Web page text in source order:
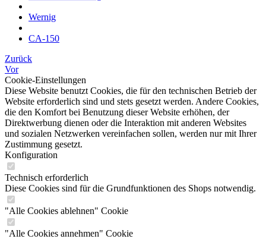
Wernig
CA-150
Zurück
Vor
Cookie-Einstellungen
Diese Website benutzt Cookies, die für den technischen Betrieb der
Website erforderlich sind und stets gesetzt werden. Andere Cookies,
die den Komfort bei Benutzung dieser Website erhöhen, der
Direktwerbung dienen oder die Interaktion mit anderen Websites
und sozialen Netzwerken vereinfachen sollen, werden nur mit Ihrer
Zustimmung gesetzt.
Konfiguration
Technisch erforderlich
Diese Cookies sind für die Grundfunktionen des Shops notwendig.
"Alle Cookies ablehnen" Cookie
"Alle Cookies annehmen" Cookie